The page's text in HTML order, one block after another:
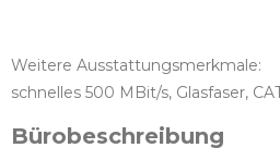
Weitere Ausstattungsmerkmale:
schnelles 500 MBit/s, Glasfaser,
Bürobeschreibung